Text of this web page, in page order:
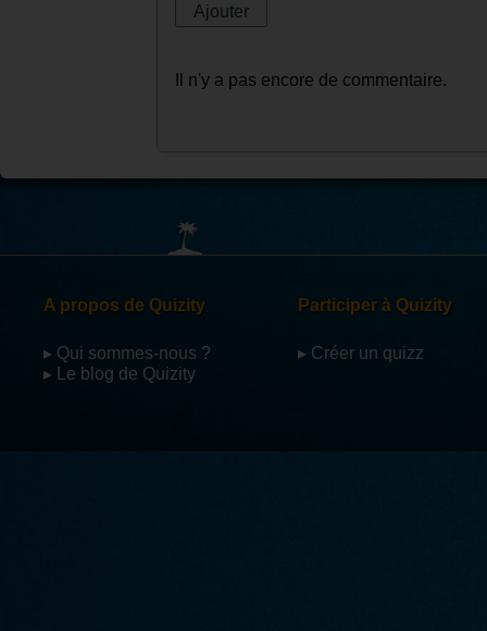
Il n'y a pas encore de commentaire.
A propos de Quizity
▸ Qui sommes-nous ?
▸ Le blog de Quizity
Participer à Quizity
▸ Créer un quizz